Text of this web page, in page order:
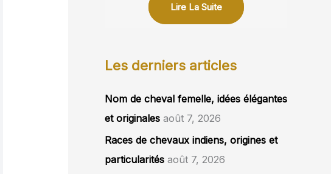
Lire La Suite
Les derniers articles
Nom de cheval femelle, idées élégantes
et originales août 7, 2026
Races de chevaux indiens, origines et
particularités août 7, 2026